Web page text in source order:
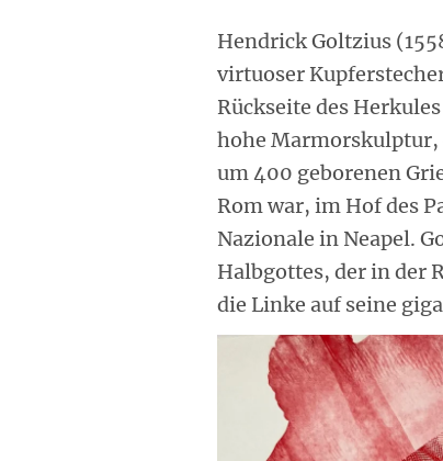
Hendrick Goltzius
virtuoser
Rückseite des
hohe Marmorskulptur,
um 400 geborenen
Rom war, im Hof des
Nazionale in Neapel.
Halbgottes, der in der
die Linke auf seine